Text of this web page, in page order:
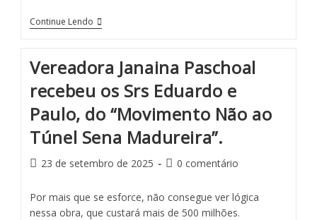
Continue Lendo
Vereadora Janaina Paschoal
recebeu os Srs Eduardo e
Paulo, do “Movimento Não ao
Túnel Sena Madureira”.
23 de setembro de 2025 0 comentário
Por mais que se esforce, não consegue ver lógica
nessa obra, que custará mais de 500 milhões.